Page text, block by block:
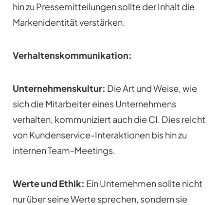
hin zu Pressemitteilungen sollte der Inhalt die
Markenidentität verstärken.
Verhaltenskommunikation:
Unternehmenskultur: Die Art und Weise, wie
sich die Mitarbeiter eines Unternehmens
verhalten, kommuniziert auch die CI. Dies reicht
von Kundenservice-Interaktionen bis hin zu
internen Team-Meetings.
Werte und Ethik: Ein Unternehmen sollte nicht
nur über seine Werte sprechen, sondern sie